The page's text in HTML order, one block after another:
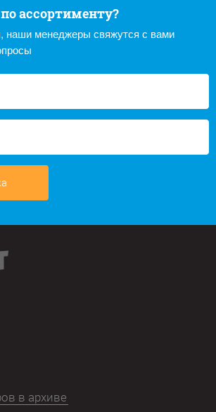
ассортименту?
наши менеджеры свяжутся с вами